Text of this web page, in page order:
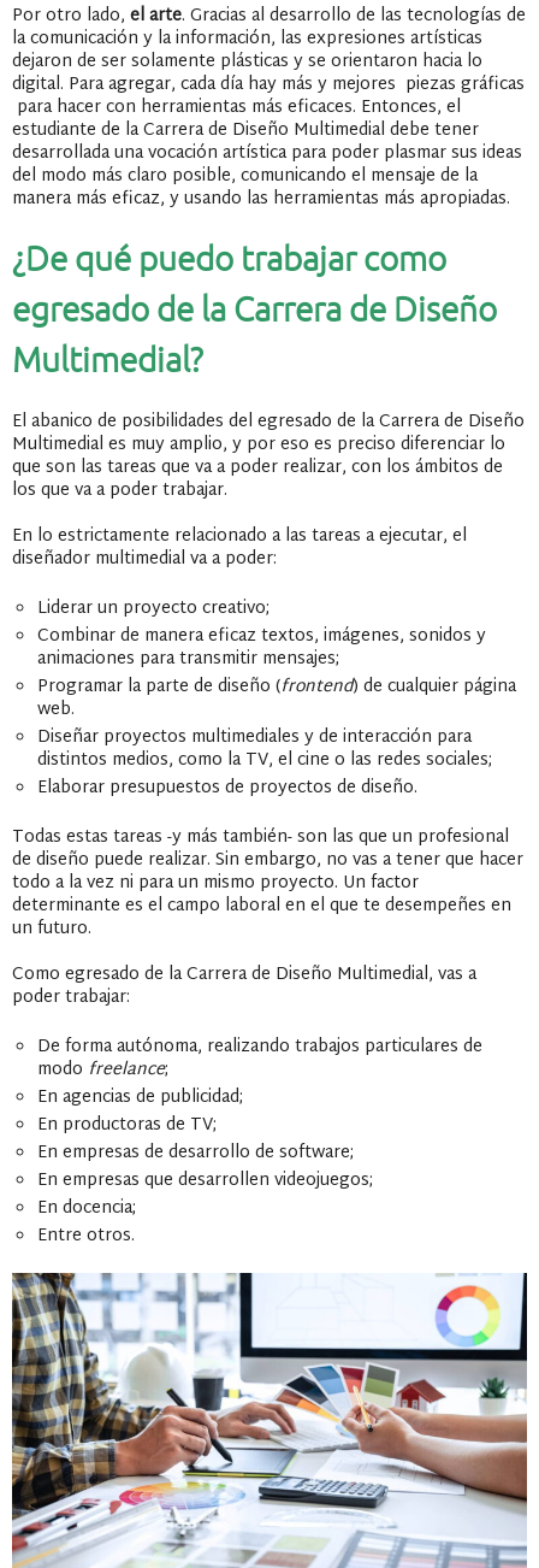
Por otro lado, el arte. Gracias al desarrollo de las tecnologías de
la comunicación y la información, las expresiones artísticas
dejaron de ser solamente plásticas y se orientaron hacia lo
digital. Para agregar, cada día hay más y mejores piezas gráficas
para hacer con herramientas más eficaces. Entonces, el
estudiante de la Carrera de Diseño Multimedial debe tener
desarrollada una vocación artística para poder plasmar sus ideas
del modo más claro posible, comunicando el mensaje de la
manera más eficaz, y usando las herramientas más apropiadas.
¿De qué puedo trabajar como
egresado de la Carrera de Diseño
Multimedial?
El abanico de posibilidades del egresado de la Carrera de Diseño
Multimedial es muy amplio, y por eso es preciso diferenciar lo
que son las tareas que va a poder realizar, con los ámbitos de
los que va a poder trabajar.
En lo estrictamente relacionado a las tareas a ejecutar, el
diseñador multimedial va a poder:
Liderar un proyecto creativo;
Combinar de manera eficaz textos, imágenes, sonidos y
animaciones para transmitir mensajes;
Programar la parte de diseño (frontend) de cualquier página
web.
Diseñar proyectos multimediales y de interacción para
distintos medios, como la TV, el cine o las redes sociales;
Elaborar presupuestos de proyectos de diseño.
Todas estas tareas -y más también- son las que un profesional
de diseño puede realizar. Sin embargo, no vas a tener que hacer
todo a la vez ni para un mismo proyecto. Un factor
determinante es el campo laboral en el que te desempeñes en
un futuro.
Como egresado de la Carrera de Diseño Multimedial, vas a
poder trabajar:
De forma autónoma, realizando trabajos particulares de
modo freelance;
En agencias de publicidad;
En productoras de TV;
En empresas de desarrollo de software;
En empresas que desarrollen videojuegos;
En docencia;
Entre otros.